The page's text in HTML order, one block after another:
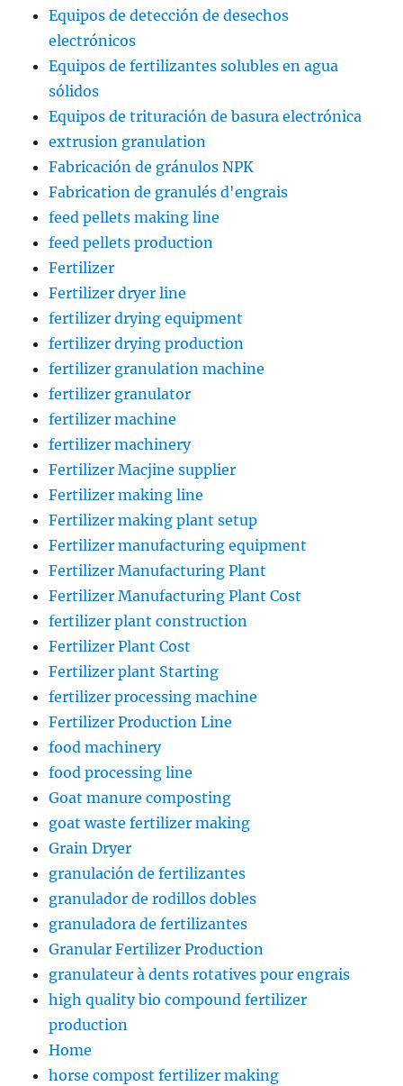
Equipos de detección de desechos
electrónicos
Equipos de fertilizantes solubles en agua
sólidos
Equipos de trituración de basura electrónica
extrusion granulation
Fabricación de gránulos NPK
Fabrication de granulés d'engrais
feed pellets making line
feed pellets production
Fertilizer
Fertilizer dryer line
fertilizer drying equipment
fertilizer drying production
fertilizer granulation machine
fertilizer granulator
fertilizer machine
fertilizer machinery
Fertilizer Macjine supplier
Fertilizer making line
Fertilizer making plant setup
Fertilizer manufacturing equipment
Fertilizer Manufacturing Plant
Fertilizer Manufacturing Plant Cost
fertilizer plant construction
Fertilizer Plant Cost
Fertilizer plant Starting
fertilizer processing machine
Fertilizer Production Line
food machinery
food processing line
Goat manure composting
goat waste fertilizer making
Grain Dryer
granulación de fertilizantes
granulador de rodillos dobles
granuladora de fertilizantes
Granular Fertilizer Production
granulateur à dents rotatives pour engrais
high quality bio compound fertilizer
production
Home
horse compost fertilizer making